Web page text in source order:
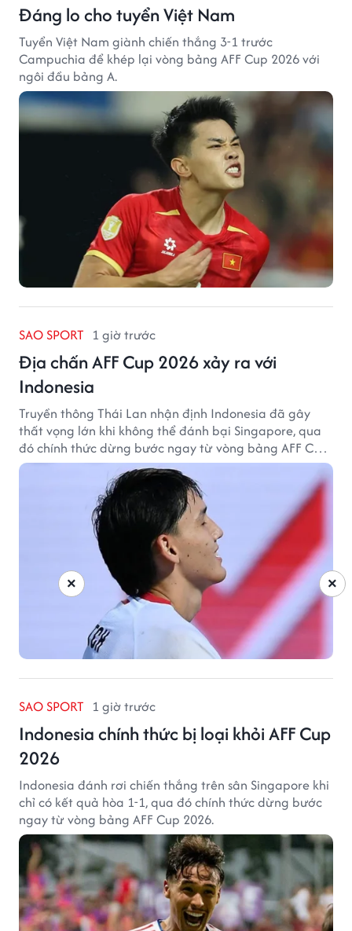
Đáng lo cho tuyển Việt Nam
Tuyển Việt Nam giành chiến thắng 3-1 trước
Campuchia để khép lại vòng bảng AFF Cup 2026 với
ngôi đầu bảng A.
SAO SPORT 1 giờ trước
Địa chấn AFF Cup 2026 xảy ra với
Indonesia
Truyền thông Thái Lan nhận định Indonesia đã gây
thất vọng lớn khi không thể đánh bại Singapore, qua
đó chính thức dừng bước ngay từ vòng bảng AFF Cup
2026.
SAO SPORT 1 giờ trước
Indonesia chính thức bị loại khỏi AFF Cup
2026
Indonesia đánh rơi chiến thắng trên sân Singapore khi
chỉ có kết quả hòa 1-1, qua đó chính thức dừng bước
ngay từ vòng bảng AFF Cup 2026.
×
×